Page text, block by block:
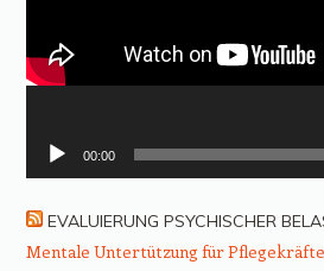
00:00
EVALUIERUNG PSYCHISCHER
Mentale Untertützung für Pflegekräfte